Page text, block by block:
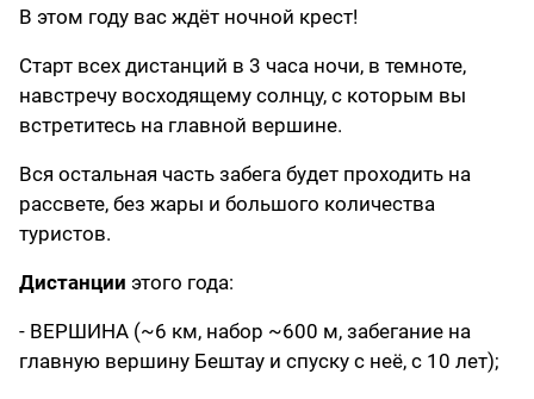
В этом году вас ждёт ночной крест!
Старт всех дистанций в 3 часа ночи, в темноте,
навстречу восходящему солнцу, с которым вы
встретитесь на главной вершине.
Вся остальная часть забега будет проходить на
рассвете, без жары и большого количества
туристов.
Дистанции этого года:
- ВЕРШИНА (~6 км, набор ~600 м, забегание на
главную вершину Бештау и спуску с неё, с 10 лет);